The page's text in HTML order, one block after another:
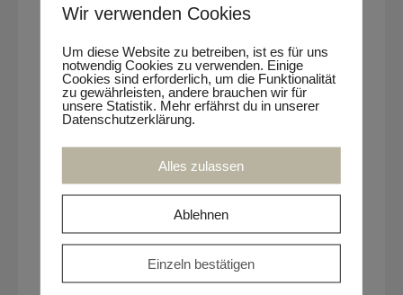
Schreiben Sie uns – es interessiert uns
post@the-retail-academy.com
Unsere heutige Kolumnistin
Silvia Delonge
GMBH
Silvia Delonge ist Head of Client Services bei
TERRITORY. Sie leitet dort die Kundenberatung
für den Bereich Retail und berät viele namhafte
Retail-Kunden, vor allem in den Disziplinen
Wir verwenden Cookies
Um diese Website zu betreiben, ist es für uns
notwendig Cookies zu verwenden. Einige
Cookies sind erforderlich, um die Funktionalität
zu gewährleisten, andere brauchen wir für
unsere Statistik. Mehr erfährst du in unserer
Datenschutzerklärung.
Alles zulassen
Ablehnen
Einzeln bestätigen